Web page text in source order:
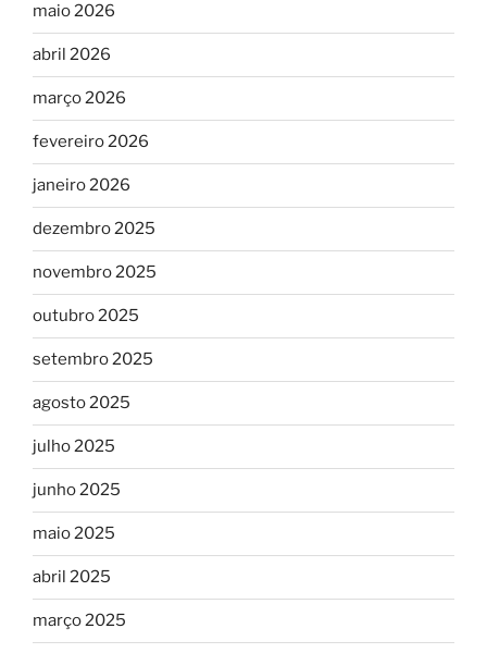
maio 2026
abril 2026
março 2026
fevereiro 2026
janeiro 2026
dezembro 2025
novembro 2025
outubro 2025
setembro 2025
agosto 2025
julho 2025
junho 2025
maio 2025
abril 2025
março 2025